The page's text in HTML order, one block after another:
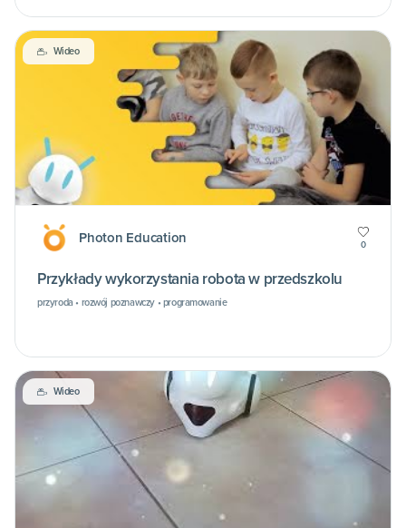
Wideo
Photon Education 0
Przykłady wykorzystania robota w przedszkolu
przyroda • rozwój poznawczy • programowanie
Wideo